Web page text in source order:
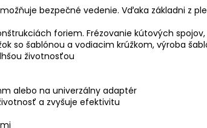
bezpečné vedenie. Vďaka základni z
foriem. Frézovanie kútových
so šablónou a vodiacim krúžkom, výroba
životnosťou
alebo na univerzálny adaptér
a zvyšuje efektivitu